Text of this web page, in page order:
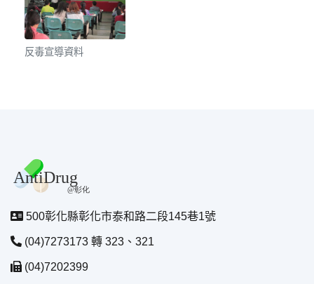
反毒宣導資料
500彰化縣彰化市泰和路二段145巷1號
(04)7273173 轉 323、321
(04)7202399